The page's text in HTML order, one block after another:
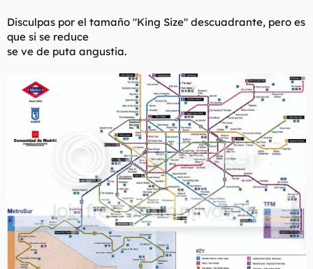
e
a
Disculpas por el tamaño "King Size" descuadrante, pero es
que si se reduce
se ve de puta angustia.